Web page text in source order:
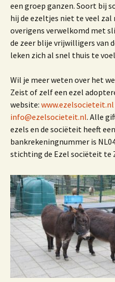
een groep ganzen. Soort bij
hij de ezeltjes niet te veel zal
overigens verwelkomd met
de zeer blije vrijwilligers van
leken zich al snel thuis te
Wil je meer weten over het
Zeist of zelf een ezel
website: www.ezelsocieteit.nl
info@ezelsocieteit.nl. Alle
ezels en de sociëteit heeft
bankrekeningnummer is
stichting de Ezel sociëteit te